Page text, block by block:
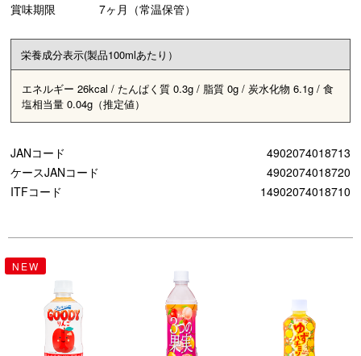
賞味期限
7ヶ月（常温保管）
栄養成分表示(製品100mlあたり）
エネルギー 26kcal / たんぱく質 0.3g / 脂質 0g / 炭水化物 6.1g / 食
塩相当量 0.04g（推定値）
JANコード
4902074018713
ケースJANコード
4902074018720
ITFコード
14902074018710
NEW